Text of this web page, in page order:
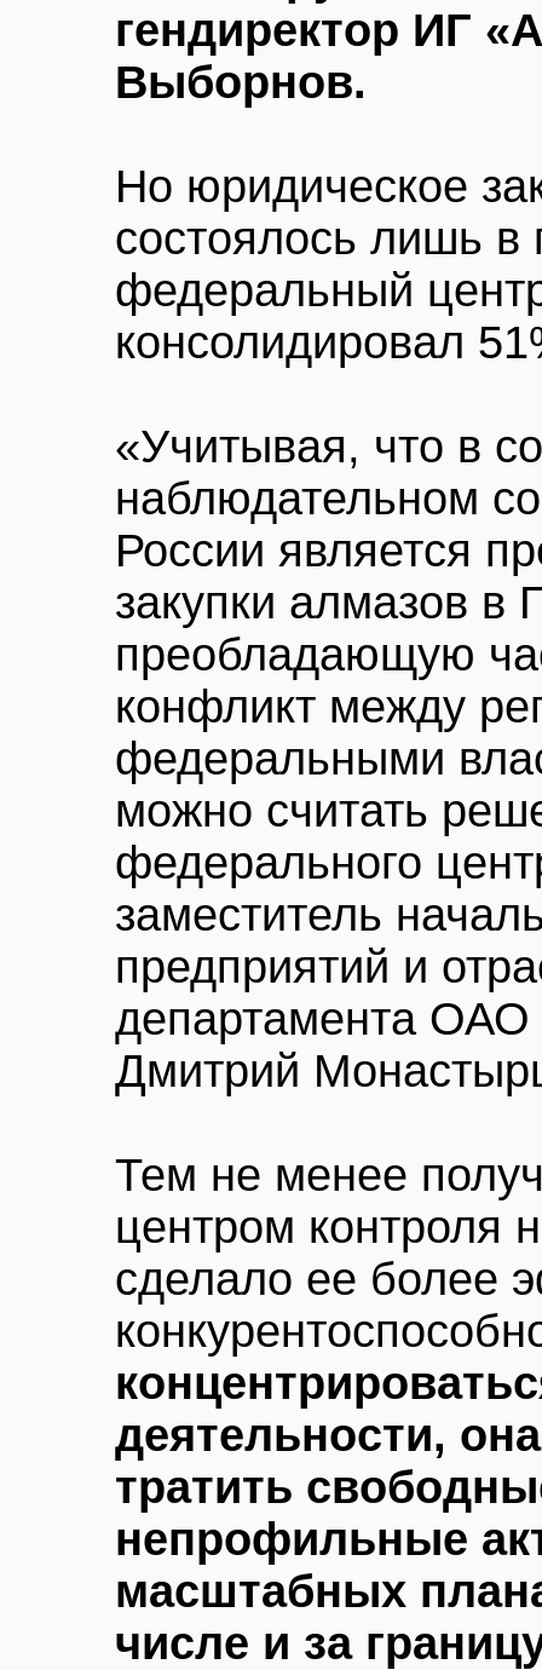
гендиректор ИГ
Выборнов.
Но юридическое
состоялось лишь в
федеральный
консолидировал
«Учитывая, что в
наблюдательном
России является
закупки алмазов в
преобладающую
конфликт между
федеральными
можно считать
федерального
заместитель
предприятий и
департамента ОАО
Дмитрий
Тем не менее
центром контроля
сделало ее более
деятельности,
тратить
непрофильные
масштабных
числе и за